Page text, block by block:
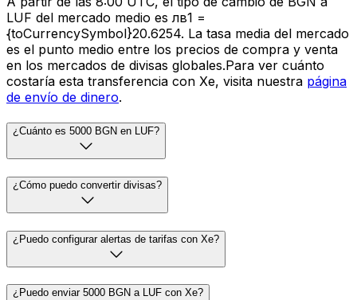
LUF del mercado medio es лв1 =
{toCurrencySymbol}20.6254. La tasa media del mercado
es el punto medio entre los precios de compra y venta
en los mercados de divisas globales.Para ver cuánto
costaría esta transferencia con Xe, visita nuestra página
de envío de dinero.
¿Cuánto es 5000 BGN en LUF?
¿Cómo puedo convertir divisas?
¿Puedo configurar alertas de tarifas con Xe?
¿Puedo enviar 5000 BGN a LUF con Xe?